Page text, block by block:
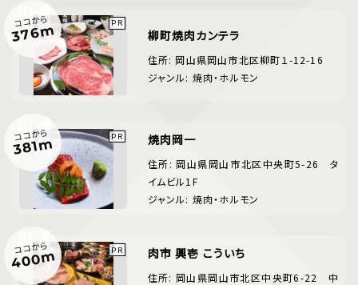
ココから
376m 柳町焼肉カンテラ
住所: 岡山県岡山市北区柳町１-12-16
ジャンル: 焼肉・ホルモン
ココから
381m 焼肉岡一
住所: 岡山県岡山市北区中央町5-26 タ
イムビル1F
ジャンル: 焼肉・ホルモン
ココから
400m 肉市 興壱 こういち
住所: 岡山県岡山市北区中央町6-22 中